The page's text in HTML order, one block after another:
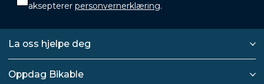
aksepterer personvernerklæring.
La oss hjelpe deg
Oppdag Bikable